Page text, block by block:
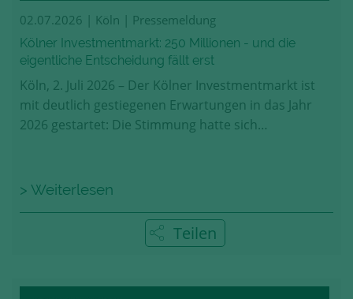
02.07.2026 | Köln | Pressemeldung
Kölner Investmentmarkt: 250 Millionen - und die
eigentliche Entscheidung fällt erst
Köln, 2. Juli 2026 – Der Kölner Investmentmarkt ist
mit deutlich gestiegenen Erwartungen in das Jahr
2026 gestartet: Die Stimmung hatte sich…
> Weiterlesen
Teilen